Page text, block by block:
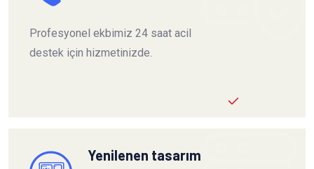
Profesyonel ekbimiz 24 saat acil
destek için hizmetinizde.
Yenilenen tasarım